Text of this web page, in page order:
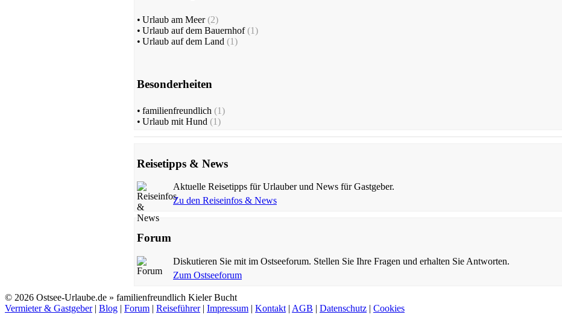
• Urlaub am Meer (2)
• Urlaub auf dem Bauernhof (1)
• Urlaub auf dem Land (1)
Besonderheiten
• familienfreundlich (1)
• Urlaub mit Hund (1)
Reisetipps & News
Aktuelle Reisetipps für Urlauber und News für Gastgeber.
Zu den Reiseinfos & News
Forum
Diskutieren Sie mit im Ostseeforum. Stellen Sie Ihre Fragen und erhalten Sie Antworten.
Zum Ostseeforum
© 2026 Ostsee-Urlaube.de » familienfreundlich Kieler Bucht
Vermieter & Gastgeber| Blog | Forum | Reiseführer| Impressum | Kontakt | AGB | Datenschutz | Cookies